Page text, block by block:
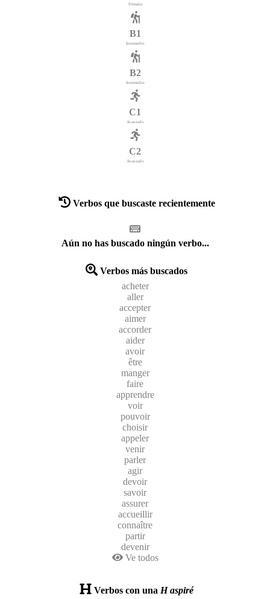
Primaria
B1
Intermedio
B2
Intermedio
C1
Avanzado
C2
Avanzado
Verbos que buscaste recientemente
Aún no has buscado ningún verbo...
Verbos más buscados
acheter
aller
accepter
aimer
accorder
aider
avoir
être
manger
faire
apprendre
voir
pouvoir
choisir
appeler
venir
parler
agir
devoir
savoir
assurer
accueillir
connaître
partir
devenir
Ve todos
Verbos con una H aspiré